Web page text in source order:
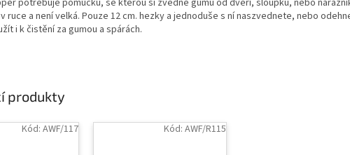
produkty
Kód: AWF/117 Kód: AWF/R115
potřebuje pomůcku, se kterou si zvedne gumu od dveří, sloupku, nebo
ruce a není velká. Pouze 12 cm. hezky a jednoduše s ní naszvednete, nebo
i k čistění za gumou a spárách.